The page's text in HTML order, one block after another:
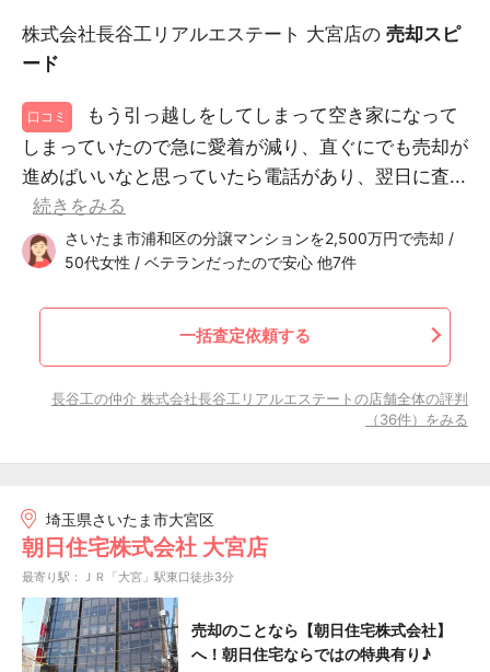
株式会社長谷工リアルエステート 大宮店の 売却スピ
ード
口コミ
もう引っ越しをしてしまって空き家になって
しまっていたので急に愛着が減り、直ぐにでも売却が
進めばいいなと思っていたら電話があり、翌日に査...
続きをみる
さいたま市浦和区の分譲マンションを2,500万円で売却 /
50代女性 / ベテランだったので安心 他7件
一括査定依頼する
長谷工の仲介 株式会社長谷工リアルエステートの店舗全体の評判
（36件）をみる
埼玉県さいたま市大宮区
朝日住宅株式会社 大宮店
最寄り駅：ＪＲ「大宮」駅東口徒歩3分
売却のことなら【朝日住宅株式会社】
へ！朝日住宅ならではの特典有り♪